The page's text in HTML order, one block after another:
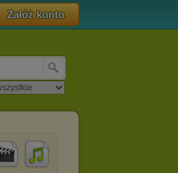
Załóż konto